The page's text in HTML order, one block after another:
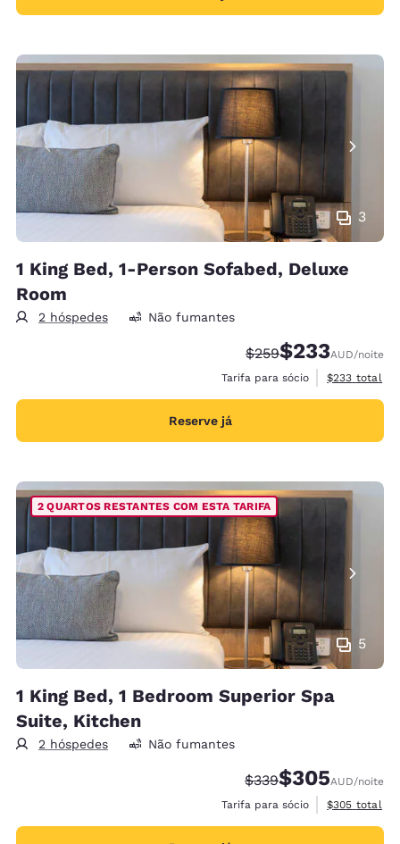
3
1 King Bed, 1-Person Sofabed, Deluxe
Room
2 hóspedes Não fumantes
Tarifa anterior
$259Tarifa com
$233AUD/noite
Tarifa para sócio
Exibir
$233 total
Reserve já
5
2 QUARTOS RESTANTES COM ESTA TARIFA
1 King Bed, 1 Bedroom Superior Spa
Suite, Kitchen
2 hóspedes Não fumantes
Tarifa anterior
$339Tarifa com
$305AUD/noite
Tarifa para sócio
Exibir
$305 total